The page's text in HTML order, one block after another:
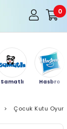
0
Samatlı Hasbro
> Çocuk Kutu